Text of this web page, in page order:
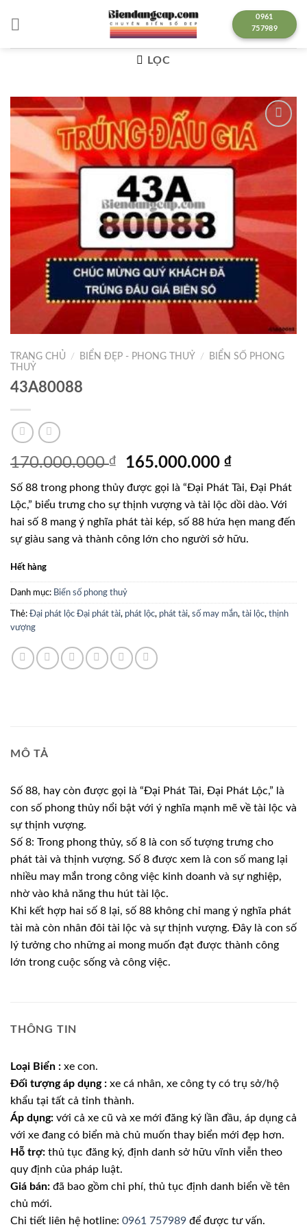
0961
757989
LỌC
Lưu
TRANG CHỦ / BIỂN ĐẸP - PHONG THUỶ /
BIỂN SỐ PHONG
THUỶ
43A80088
170.000.000₫
Giá
là:
170.000.000 ₫.
165.000.000₫Giá
tại
là:
Số 88 trong phong thủy được gọi là “Đại Phát Tài, Đại Phát
Lộc,” biểu trưng cho sự thịnh vượng và tài lộc dồi dào. Với
hai số 8 mang ý nghĩa phát tài kép, số 88 hứa hẹn mang đến
sự giàu sang và thành công lớn cho người sở hữu.
Hết hàng
Danh mục: Biển số phong thuỷ
Thẻ: Đại phát lộc Đại phát tài, phát lộc, phát tài, số may mắn, tài lộc, thịnh
vượng
MÔ TẢ
Số 88, hay còn được gọi là “Đại Phát Tài, Đại Phát Lộc,” là
con số phong thủy nổi bật với ý nghĩa mạnh mẽ về tài lộc và
sự thịnh vượng.
Số 8: Trong phong thủy, số 8 là con số tượng trưng cho
phát tài và thịnh vượng. Số 8 được xem là con số mang lại
nhiều may mắn trong công việc kinh doanh và sự nghiệp,
nhờ vào khả năng thu hút tài lộc.
Khi kết hợp hai số 8 lại, số 88 không chỉ mang ý nghĩa phát
tài mà còn nhân đôi tài lộc và sự thịnh vượng. Đây là con số
lý tưởng cho những ai mong muốn đạt được thành công
lớn trong cuộc sống và công việc.
THÔNG TIN
Loại Biển : xe con.
Đối tượng áp dụng : xe cá nhân, xe công ty có trụ sở/hộ
khẩu tại tất cả tỉnh thành.
Áp dụng: với cả xe cũ và xe mới đăng ký lần đầu, áp dụng cả
với xe đang có biển mà chủ muốn thay biển mới đẹp hơn.
Hỗ trợ: thủ tục đăng ký, định danh sở hữu vĩnh viễn theo
quy định của pháp luật.
Giá bán: đã bao gồm chi phí, thủ tục định danh biển về tên
chủ mới.
Chi tiết liên hệ hotline: 0961 757989 để được tư vấn.